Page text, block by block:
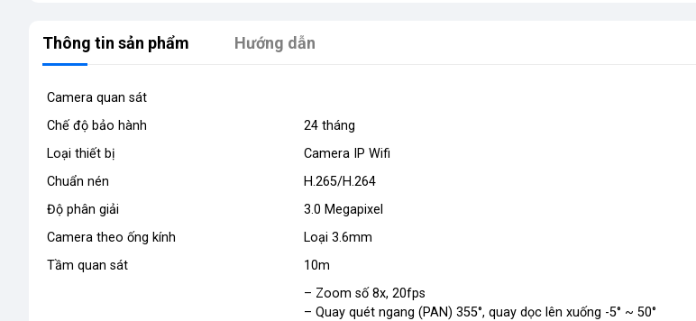
Thông tin sản phẩm Hướng dẫn
Camera quan sát
Chế độ bảo hành
24 tháng
Loại thiết bị
Camera IP Wifi
Chuẩn nén
H.265/H.264
Độ phân giải
3.0 Megapixel
Camera theo ống kính
Loại 3.6mm
Tầm quan sát
10m
– Zoom số 8x, 20fps
– Quay quét ngang (PAN) 355°, quay dọc lên xuống -5° ~ 50°